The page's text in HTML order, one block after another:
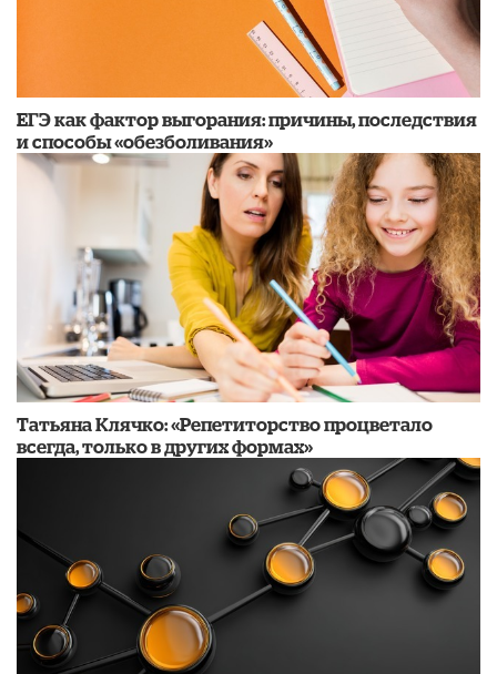
​ЕГЭ как фактор выгорания: причины, последствия
и способы «обезболивания»
​Татьяна Клячко: «Репетиторство процветало
всегда, только в других формах»